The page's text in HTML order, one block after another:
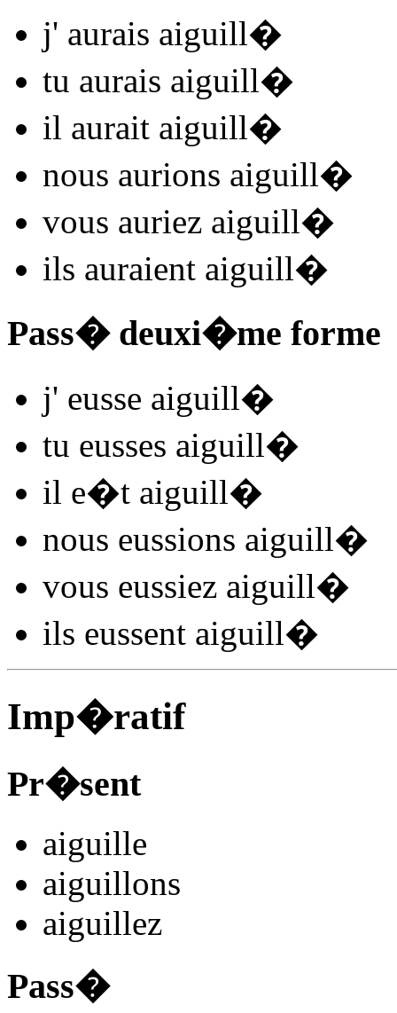
j' aurais aiguill�
tu aurais aiguill�
il aurait aiguill�
nous aurions aiguill�
vous auriez aiguill�
ils auraient aiguill�
Pass� deuxi�me forme
j' eusse aiguill�
tu eusses aiguill�
il e�t aiguill�
nous eussions aiguill�
vous eussiez aiguill�
ils eussent aiguill�
Imp�ratif
Pr�sent
aiguille
aiguillons
aiguillez
Pass�